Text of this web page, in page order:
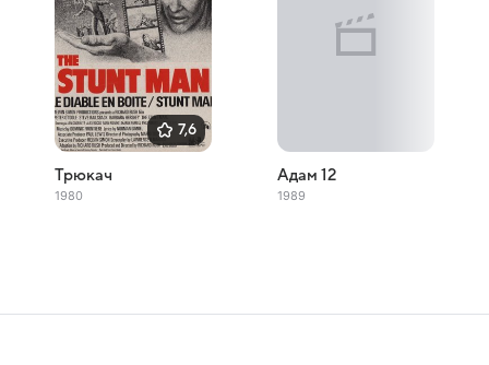
7,6
Трюкач
1980
Адам 12
1989